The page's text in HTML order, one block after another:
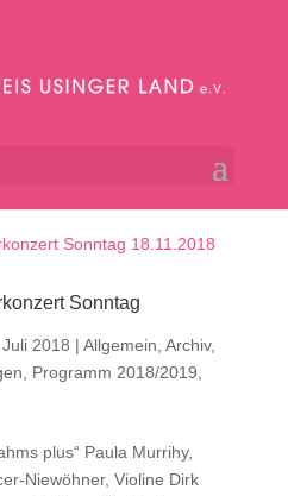
Sonntag
2018 | Allgemein Archiv,
Programm 2018/2019
plus“ Paula Murrihy,
Niewöhner, Violine Dirk